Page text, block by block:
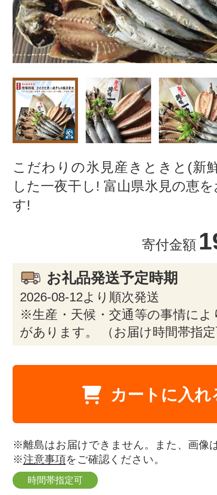
こだわりの氷見産きときと(新
した一夜干し! 富山県氷見の恵
す!
寄付金額
お礼品発送予定時期
2026-08-12より順次発送
※生産・天候・交通等の事情によ
があります。 （お届け時間帯指
カートに入れ
※離島はお届けできません。また、画像
※注意事項をご確認ください。
時間帯指定可